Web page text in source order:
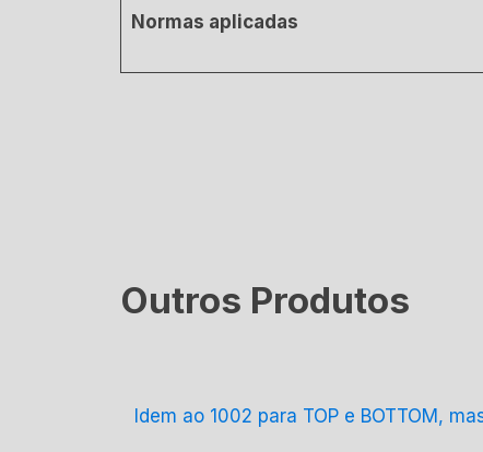
Normas aplicadas
Outros Produtos
Idem ao 1002 para TOP e BOTTOM,